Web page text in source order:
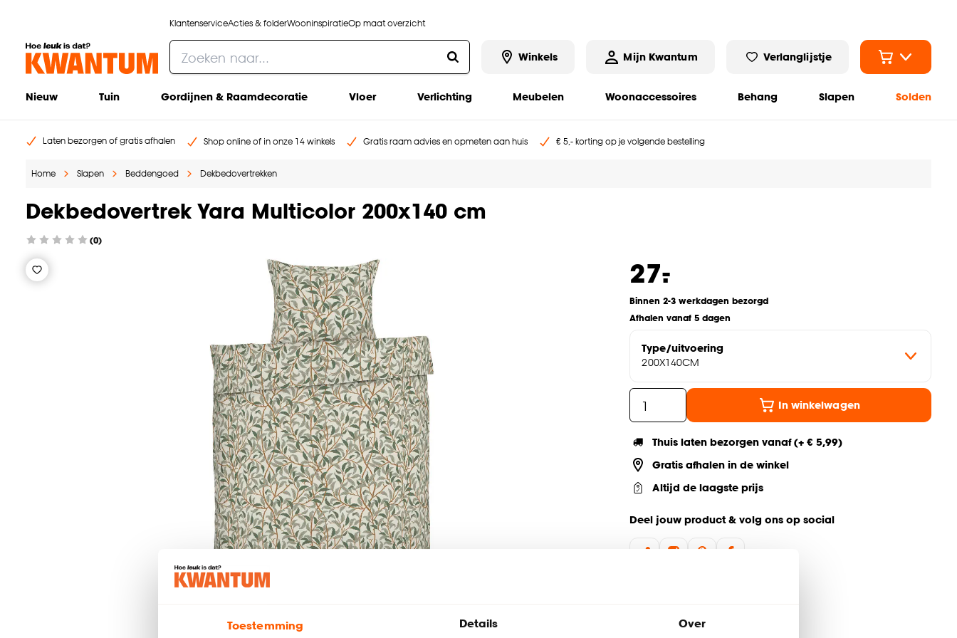
Toestemming Details Over
KlantenserviceActies & folderWooninspiratieOp maat overzicht
Winkels Mijn Kwantum Verlanglijstje
Nieuw Tuin Gordijnen & Raamdecoratie Vloer Verlichting Meubelen Woonaccessoires Behang Slapen Solden
Laten bezorgen of gratis afhalen Shop online of in onze 14 winkels Gratis raam advies en opmeten aan huis € 5,- korting op je volgende bestelling
Home Slapen Beddengoed Dekbedovertrekken
Dekbedovertrek Yara Multicolor 200x140 cm
(0)
27.
-
Binnen 2-3 werkdagen bezorgd
Afhalen vanaf 5 dagen
Type/uitvoering
200X140CM
In winkelwagen
Thuis laten bezorgen vanaf (+ € 5,99)
Gratis afhalen in de winkel
Altijd de laagste prijs
Deel jouw product & volg ons op social